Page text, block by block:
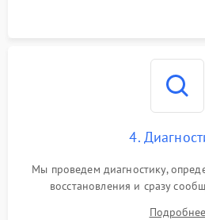
4.
Мы проведем диагностику,
восстановления и сразу
Подробнее